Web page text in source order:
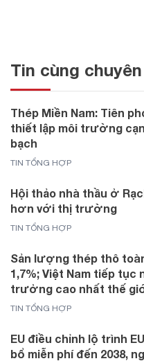
Tin cùng
Thép Miền Nam: Tiên
thiết lập môi trường
bạch
TIN TỔNG HỢP
Hội thảo nhà thầu ở
hơn với thị trường
TIN TỔNG HỢP
Sản lượng thép thô
1,7%; Việt Nam tiếp tục
trưởng cao nhất thế
TIN TỔNG HỢP
EU điều chỉnh lộ trình
bổ miễn phí đến 2038,